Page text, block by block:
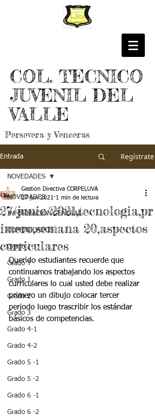
COL. TECNICO
JUVENIL DEL
VALLE
Persevera y Venceras
Entrada Regístrate
NOVEDADES
INFORMACIÓN GENERAL
COMUNICADOS
Grado J
Grado T
Grado 1
Grado 2
Grado 3
Grado 4-1
Grado 4-2
Grado 5 -1
Grado 5 -2
Grado 6 -1
Grado 6 -2
NOVEDADES
27/junio/2021,tecnologia,pr
imero,semana 20,aspectos
curriculares
Gestion Directiva CORPELUVA
27 jun 2021 1 min de lectura
Querido estudiantes recuerde que
continuamos trabajando los aspectos
curriculares lo cual usted debe realizar
primero un dibujo colocar tercer
periodo luego trascribir los estándar
básicos de competencias.